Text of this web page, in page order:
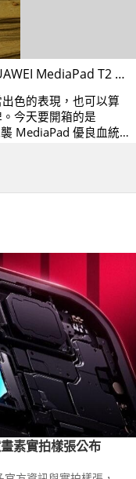
娛樂大平台！大尺寸 IPS 平板手機 HUAWEI MediaPad T2 8.0 Pro
色的表現，也可以算
今天要開箱的是
MediaPad 優良血統
大容量電池，整體
素實拍樣張公布